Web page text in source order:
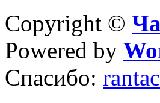
Copyright ©
Powered by
Спасибо: